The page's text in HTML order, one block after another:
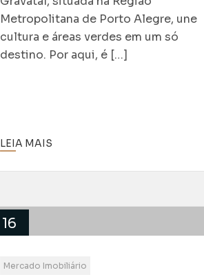
Metropolitana de Porto Alegre, une
cultura e áreas verdes em um só
destino. Por aqui, é […]
LEIA MAIS
16
Mercado Imobiliário